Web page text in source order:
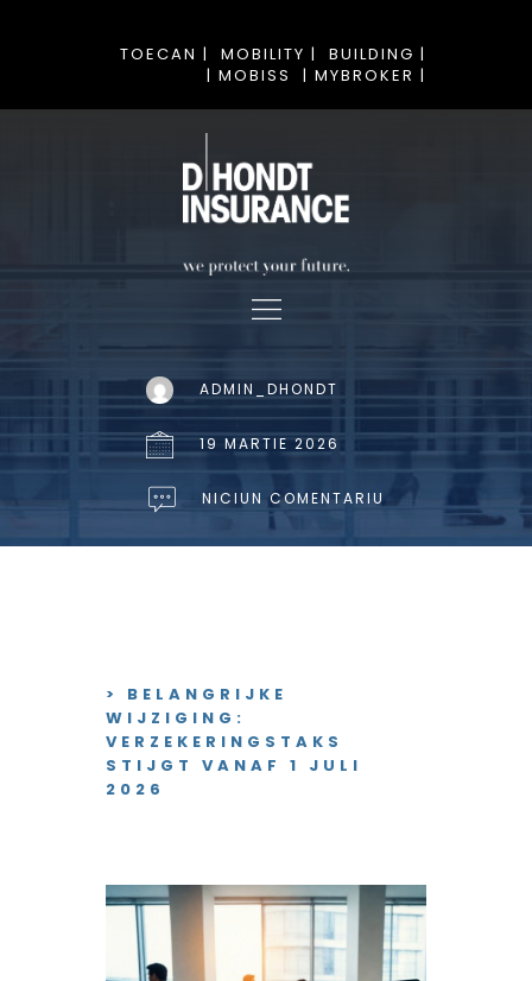
BUILDING |
MOBILITY |
TOECAN |
| MYBROKER |
| MOBISS
ADMIN_DHONDT
19 MARTIE 2026
NICIUN COMENTARIU
> BELANGRIJKE
WIJZIGING:
VERZEKERINGSTAKS
STIJGT VANAF 1 JULI
2026